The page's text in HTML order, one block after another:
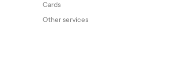
Cards
Other services